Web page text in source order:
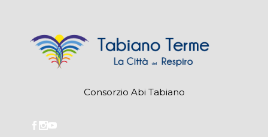
Consorzio Abi Tabiano